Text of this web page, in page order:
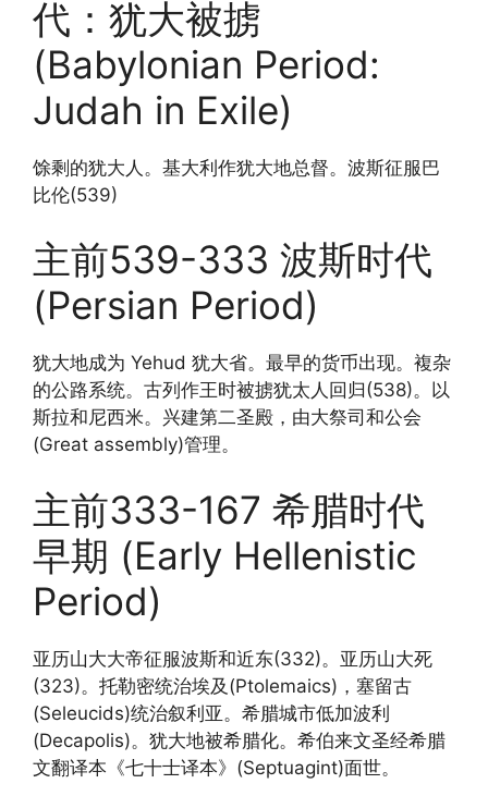
代：犹大被掳
(Babylonian Period:
Judah in Exile)
馀剩的犹大人。基大利作犹大地总督。波斯征服巴
比伦(539)
主前539-333 波斯时代
(Persian Period)
犹大地成为 Yehud 犹大省。最早的货币出现。複杂
的公路系统。古列作王时被掳犹太人回归(538)。以
斯拉和尼西米。兴建第二圣殿，由大祭司和公会
(Great assembly)管理。
主前333-167 希腊时代
早期 (Early Hellenistic
Period)
亚历山大大帝征服波斯和近东(332)。亚历山大死
(323)。托勒密统治埃及(Ptolemaics)，塞留古
(Seleucids)统治叙利亚。希腊城市低加波利
(Decapolis)。犹大地被希腊化。希伯来文圣经希腊
文翻译本《七十士译本》(Septuagint)面世。